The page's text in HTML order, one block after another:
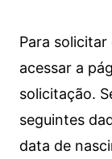
Para
acessar a
solicitação.
seguintes
data de